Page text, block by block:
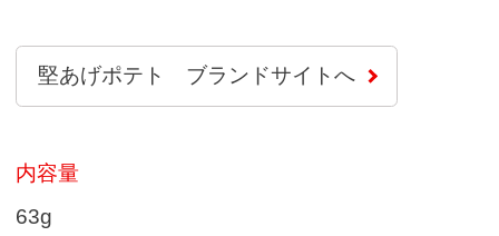
堅あげポテト ブランドサイトへ
内容量
63g